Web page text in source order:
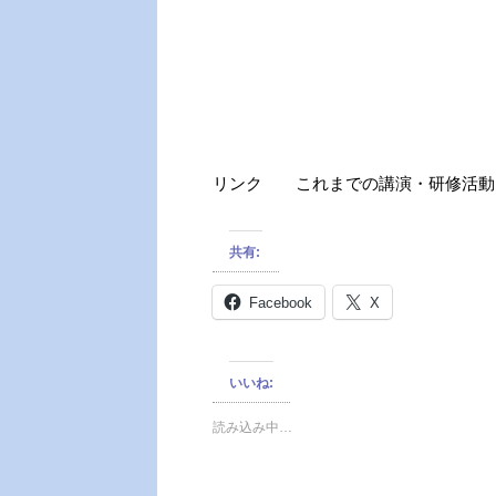
リンク これまでの講演・研修活動
共有:
Facebook X
いいね:
読み込み中…